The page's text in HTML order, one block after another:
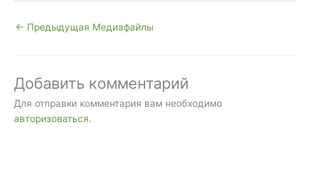
← Предыдущая Медиафайлы
Добавить комментарий
Для отправки комментария вам необходимо
авторизоваться.